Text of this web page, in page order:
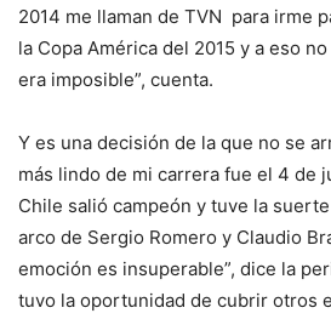
2014 me llaman de TVN para irme
la Copa América del 2015 y a eso
era imposible”, cuenta.
Y es una decisión de la que no se
más lindo de mi carrera fue el 4 de
Chile salió campeón y tuve la
arco de Sergio Romero y Claudio
emoción es insuperable”, dice la
tuvo la oportunidad de cubrir otros